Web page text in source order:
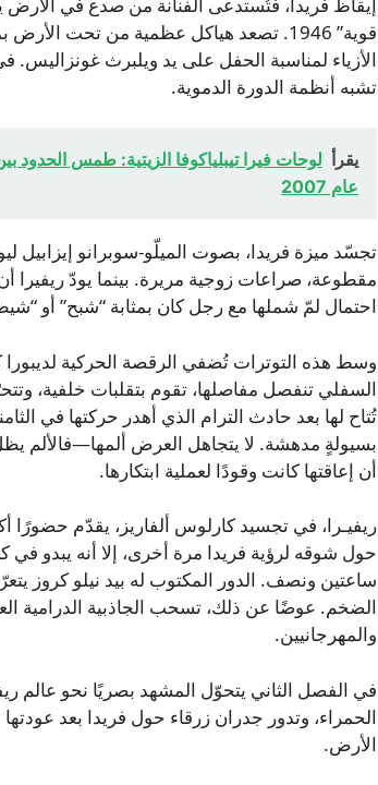
قوية” 1946. تصعد هياكل عظمية من تحت
الأزياء لمناسبة الحفل على يد ويلبرث
تشبه أنظمة الدورة الدموية.
يقرأ لوحات فيرا تيبلياكوفا الزيتية: طمس الحدود
عام 2007
تجسّد ميزة فريدا، بصوت الميلّو-سوبرانو إيزابيل
مقطوعة، صراعات زوجية مريرة. بينما يودّ ريفيرا
احتمال لمّ شملها مع رجل كان بمثابة “شبح” أو
وسط هذه التوترات تُضفي الرقصة الحركية لديبورا
السفلي تنفصل مفاصلها، تقوم بتقلبات خلفية،
تُتاح لها بعد حادث الترام الذي أهدر حركتها في
بسيولةٍ مدهشة. لا يتجاهل العرض ألمها—فالألم
أن إعاقتها كانت وقودًا لعملية ابتكارها.
ريفيـرا، في تجسيد كارلوس ألفاريز، يقدّم حضورًا
حول شوقه لرؤية فريدا مرة أخرى، إلا أنه يبدو في
ساعتين ونصف. الدور المكتوب له بيد نيلو كروز
الضخم. عوضًا عن ذلك، تسحب الجاذبية الدرامية
والمهرجانيين.
في الفصل الثاني يتحوّل المشهد بصريًا نحو عالم
الحمراء، وتدور جدران زرقاء حول فريدا بعد
الأرض.